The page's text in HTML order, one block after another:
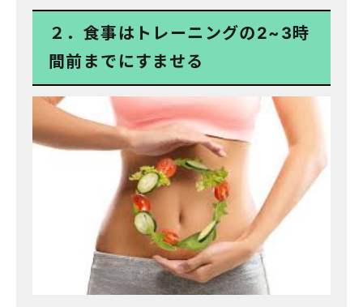
２．食事はトレーニングの2~3時
間前までにすませる